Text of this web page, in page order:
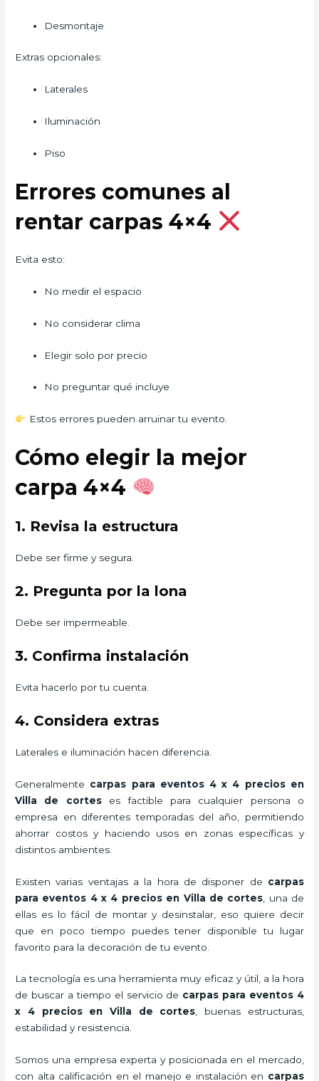
Desmontaje
Extras opcionales:
Laterales
Iluminación
Piso
Errores comunes al
rentar carpas 4×4
Evita esto:
No medir el espacio
No considerar clima
Elegir solo por precio
No preguntar qué incluye
Estos errores pueden arruinar tu evento.
Cómo elegir la mejor
carpa 4×4
1. Revisa la estructura
Debe ser firme y segura.
2. Pregunta por la lona
Debe ser impermeable.
3. Confirma instalación
Evita hacerlo por tu cuenta.
4. Considera extras
Laterales e iluminación hacen diferencia.
Generalmente carpas para eventos 4 x 4 precios en
Villa de corteses factible para cualquier persona o
empresa en diferentes temporadas del año, permitiendo
ahorrar costos y haciendo usos en zonas específicas y
distintos ambientes.
Existen varias ventajas a la hora de disponer de carpas
para eventos 4 x 4 preciosen Villa de cortes , una de
ellas es lo fácil de montar y desinstalar, eso quiere decir
que en poco tiempo puedes tener disponible tu lugar
favorito para la decoración de tu evento.
La tecnología es una herramienta muy eficaz y útil, a la hora
de buscar a tiempo el servicio de carpas para eventos 4
x 4 preciosen Villa de cortes, buenas estructuras,
estabilidad y resistencia.
Somos una empresa experta y posicionada en el mercado,
con alta calificación en el manejo e instalación en carpas